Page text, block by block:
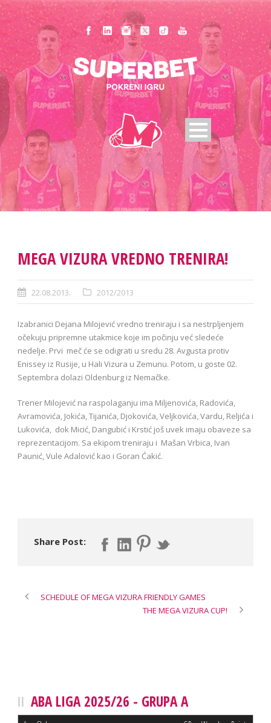
MEGA VIZURA VREDNO TRENIRA!
22.08.2013. 2012/2013
Izabranici Dejana Milojević vredno treniraju i sa nestrpljenjem
očekuju pripremne utakmice koje im počinju već sledeće
nedelje. Prvi meč će se odigrati u sredu 28. Avgusta protiv
Enissey iz Rusije, u Hali Vizura u Zemunu. Potom, u goste 02.
Septembra dolazi Oldenburg iz Nemačke.
Trener Milojević na raspolaganju ima Miljenovića, Radovića,
Avramovića, Jokića, Tijanića, Djokovića, Veljkovića, Vardu, Reljića i
Lukovića, dok Micić, Dangubić i Krstić još uvek imaju obaveze sa
reprezentacijom. Sa ekipom treniraju i Mašan Vrbica, Ivan
Paunić, Vule Adalović kao i Goran Ćakić.
Share Post:
SCHEDULE OF MEGA VIZURA FRIENDLY GAMES
THE MEGA VIZURA CUP!
ABA LIGA 2025/26 - GRUPA A